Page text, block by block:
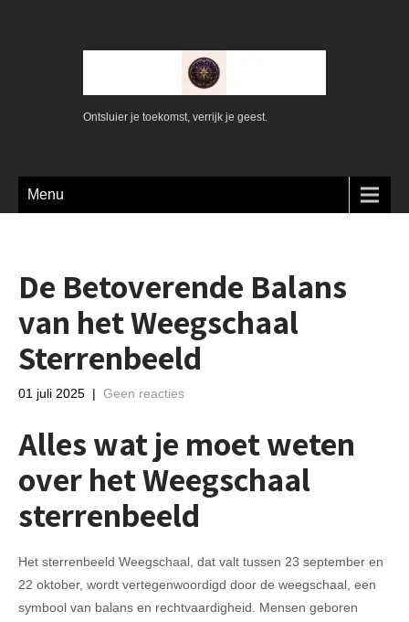
Ontsluier je toekomst, verrijk je geest.
Menu
De Betoverende Balans
van het Weegschaal
Sterrenbeeld
01 juli 2025 | Geen reacties
Alles wat je moet weten
over het Weegschaal
sterrenbeeld
Het sterrenbeeld Weegschaal, dat valt tussen 23 september en
22 oktober, wordt vertegenwoordigd door de weegschaal, een
symbool van balans en rechtvaardigheid. Mensen geboren